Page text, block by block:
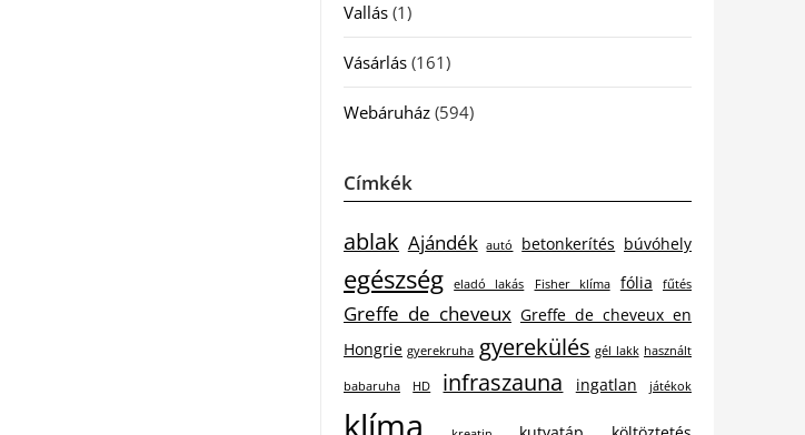
Vallás(1)
Vásárlás(161)
Webáruház(594)
Címkék
ablak Ajándék autó betonkerítés búvóhely
egészség eladó lakás Fisher klíma fólia fűtés
Greffe de cheveux Greffe de cheveux en
Hongrie gyerekruha gyerekülés gél lakk használt
babaruha HD infraszauna ingatlan játékok
klíma